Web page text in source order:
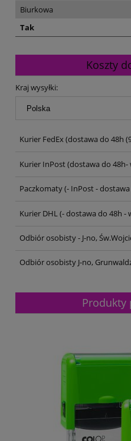
Biurkowa
Tak
Koszty
Cena nie zawiera
Kraj wysyłki:
Kurier FedEx(dostawa do 48h
Kurier InPost(dostawa do 48h-
Paczkomaty(- InPost -
Kurier DHL (- dostawa do 48h -
Odbiór osobisty - J-no,
Odbiór osobisty J-no,
Produkty